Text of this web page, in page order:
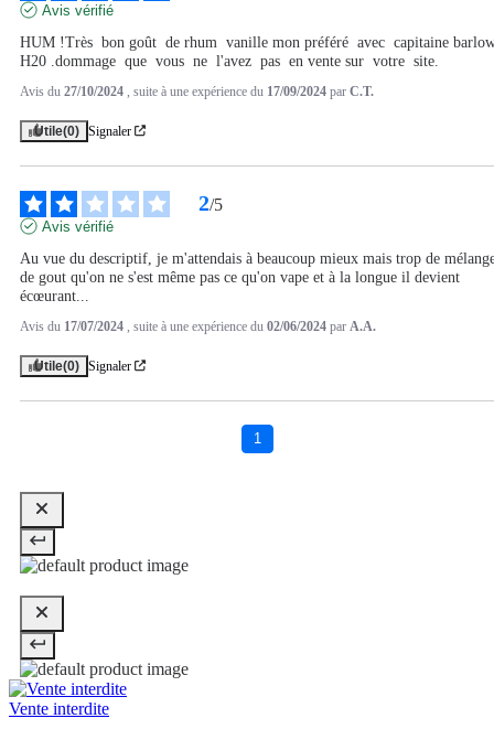
Avis vérifié
HUM !Très  bon goût  de rhum  vanille mon préféré  avec  capitaine
H20 .dommage  que  vous  ne  l'avez  pas  en vente sur  votre  site.
Avis du 27/10/2024 , suite à une expérience du 17/09/2024 par C.T.
Utile(0) Signaler
2/5
Avis vérifié
Au vue du descriptif, je m'attendais à beaucoup mieux mais trop de
de gout qu'on ne s'est même pas ce qu'on vape et à la longue il devient
écœurant...
Avis du 17/07/2024 , suite à une expérience du 02/06/2024 par A.A.
Utile(0) Signaler
1
Vente interdite